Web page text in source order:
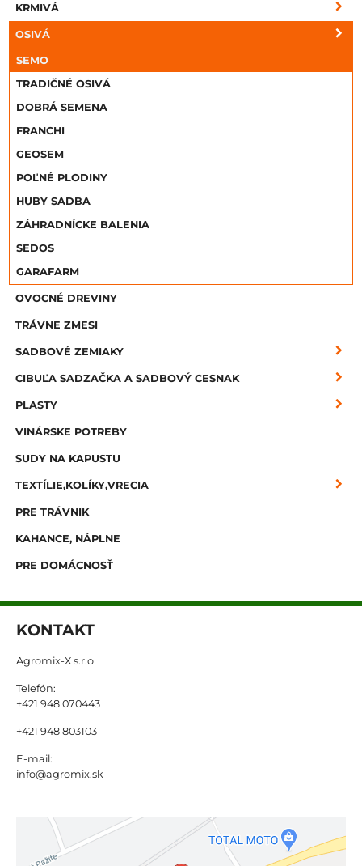
KRMIVÁ
OSIVÁ
SEMO
TRADIČNÉ OSIVÁ
DOBRÁ SEMENA
FRANCHI
GEOSEM
POĽNÉ PLODINY
HUBY SADBA
ZÁHRADNÍCKE BALENIA
SEDOS
GARAFARM
OVOCNÉ DREVINY
TRÁVNE ZMESI
SADBOVÉ ZEMIAKY
CIBUĽA SADZAČKA A SADBOVÝ CESNAK
PLASTY
VINÁRSKE POTREBY
SUDY NA KAPUSTU
TEXTÍLIE,KOLÍKY,VRECIA
PRE TRÁVNIK
KAHANCE, NÁPLNE
PRE DOMÁCNOSŤ
KONTAKT
Agromix-X s.r.o
Telefón:
+421 948 070443
+421 948 803103
E-mail:
info@agromix.sk